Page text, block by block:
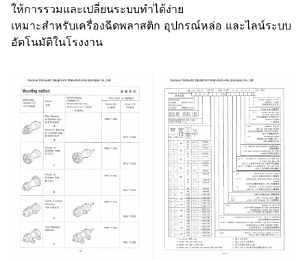
ให้การรวมและเปลี่ยนระบบทำได้ง่าย
เหมาะสำหรับเครื่องฉีดพลาสติก อุปกรณ์หล่อ และไลน์ระบบ
อัตโนมัติในโรงงาน